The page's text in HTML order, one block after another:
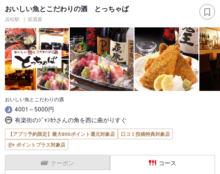
おいしい魚とこだわりの酒 とっちゃば
浜松駅 居酒屋
おいしい魚とこだわりの酒
4001～5000円
有楽街のｼﾞｬﾝｶﾗさんの角を西に曲がりすぐ
【アプリ予約限定】最大800ポイント還元対象店
口コミ投稿特典対象店
ポイントプラス対象店
クーポン コース